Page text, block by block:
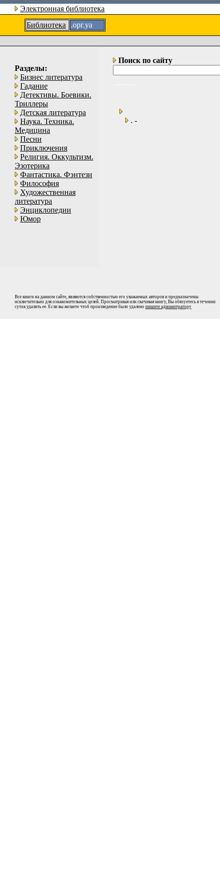
Электронная библиотека
Библиотека
.орг.уа
Разделы:
Бизнес литература
Гадание
Детективы. Боевики.
Триллеры
Детская литература
Наука. Техника.
Медицина
Песни
Приключения
Религия. Оккультизм.
Эзотерика
Фантастика. Фэнтези
Философия
Художественная
литература
Энциклопедии
Юмор
Поиск по сайту
. -
Все книги на данном сайте, являются собственностью его уважаемых авторов и предназначены
исключительно для ознакомительных целей. Просматривая или скачивая книгу, Вы обязуетесь в течении
суток удалить ее. Если вы желаете чтоб произведение было удалено пишите админитратору